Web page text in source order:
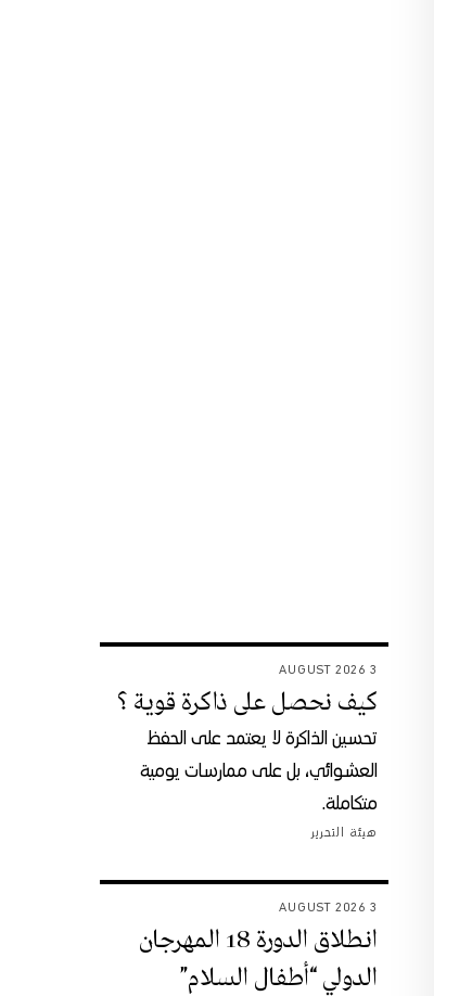
3 AUGUST 2026
كيف نحصل على ذاكرة قوية ؟
تحسين الذاكرة لا يعتمد على الحفظ
العشوائي، بل على ممارسات يومية
متكاملة.
هيئة التحرير
3 AUGUST 2026
انطلاق الدورة 18 المهرجان
الدولي “أطفال السلام”